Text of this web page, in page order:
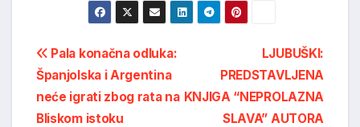
Post
navigation
LJUBUŠKI:
PREDSTAVLJENA
KNJIGA “NEPROLAZNA
SLAVA” AUTORA
Pala konačna odluka:
Španjolska i Argentina
neće igrati zbog rata na
Bliskom istoku